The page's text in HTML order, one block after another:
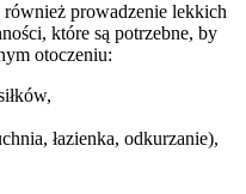
również prowadzenie lekkich
które są potrzebne, by
otoczeniu:
łazienka, odkurzanie),